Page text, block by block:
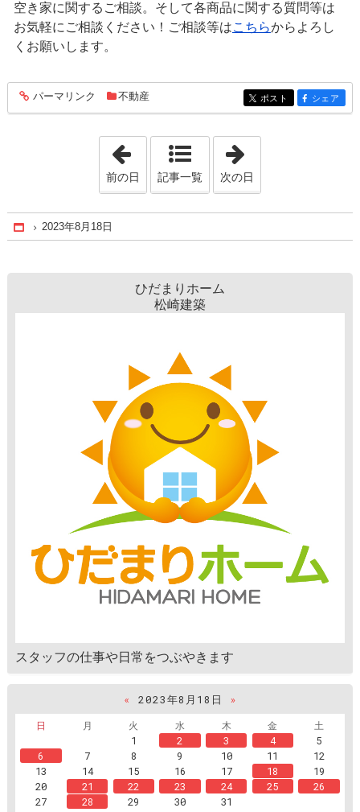
空き家に関するご相談。そして各商品に関する質問等は
お気軽にご相談ください！ご相談等はこちらからよろし
くお願いします。
entry1583
パーマリンク 不動産 entry1583
ポスト entry1583
シェア
「2023年8月 6日」
前の日 記事一覧 次の日
Home
2023年8月18日
ひだまりホーム
松崎建築
スタッフの仕事や日常をつぶやきます
« 2023年8月18日
»
日
月 火 水 木 金
土
1
2 3 4
5
6
7 8 9 10 11
12
13
14 15 16 17 18
19
20
21 22 23 24 25
26
27
28 29 30 31